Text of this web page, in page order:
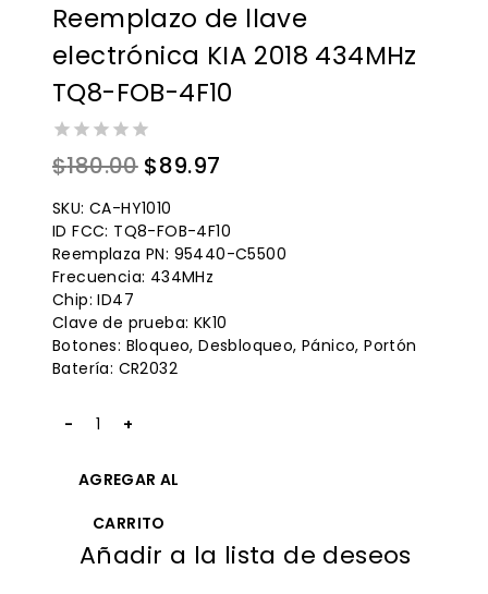
Reemplazo de llave
electrónica KIA 2018 434MHz
TQ8-FOB-4F10
0
de
$180.00 El
precio
original
era:
$89.97
actual
es:
SKU: CA-HY1010
ID FCC: TQ8-FOB-4F10
Reemplaza PN: 95440-C5500
Frecuencia: 434MHz
Chip: ID47
Clave de prueba: KK10
Botones: Bloqueo, Desbloqueo, Pánico, Portón
Batería: CR2032
Cantidad
2018
Key
Replacement
434MHz
AGREGAR AL
CARRITO
Añadir a la lista de deseos